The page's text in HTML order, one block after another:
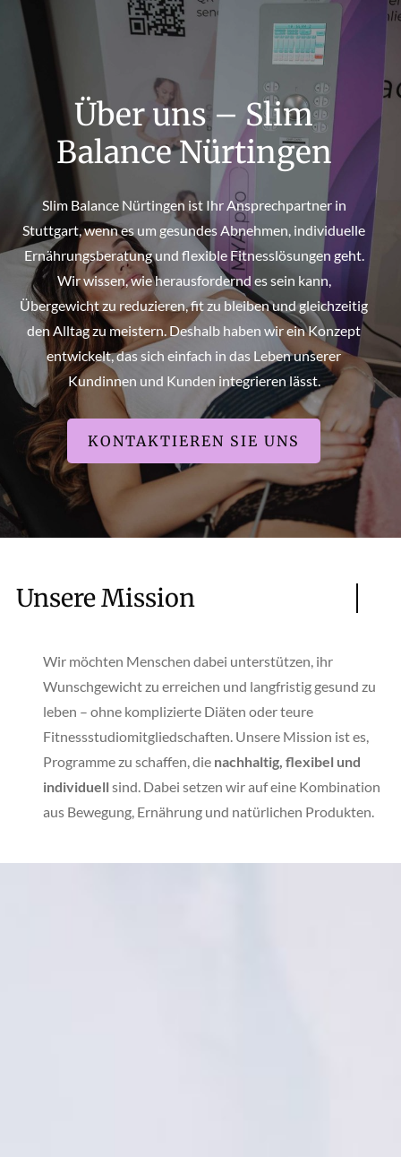
Über uns – Slim
Balance Nürtingen
Slim Balance Nürtingen ist Ihr Ansprechpartner in
Stuttgart, wenn es um gesundes Abnehmen, individuelle
Ernährungsberatung und flexible Fitnesslösungen geht.
Wir wissen, wie herausfordernd es sein kann,
Übergewicht zu reduzieren, fit zu bleiben und gleichzeitig
den Alltag zu meistern. Deshalb haben wir ein Konzept
entwickelt, das sich einfach in das Leben unserer
Kundinnen und Kunden integrieren lässt.
KONTAKTIEREN SIE UNS
Unsere Mission
Wir möchten Menschen dabei unterstützen, ihr
Wunschgewicht zu erreichen und langfristig gesund zu
leben – ohne komplizierte Diäten oder teure
Fitnessstudiomitgliedschaften. Unsere Mission ist es,
Programme zu schaffen, die nachhaltig, flexibel und
individuell sind. Dabei setzen wir auf eine Kombination
aus Bewegung, Ernährung und natürlichen Produkten.